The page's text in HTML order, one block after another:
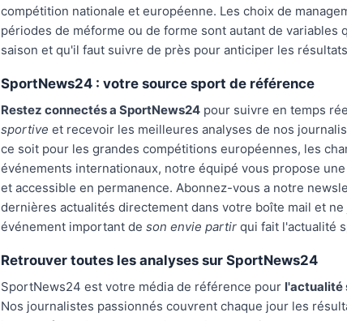
compétition nationale et européenne. Les choix de
périodes de méforme ou de forme sont autant de variables
saison et qu'il faut suivre de près pour anticiper les
SportNews24 : votre source sport de référence
Restez connectés a SportNews24 pour suivre en temps
sportive et recevoir les meilleures analyses de nos
ce soit pour les grandes compétitions européennes, les
événements internationaux, notre équipé vous propose
et accessible en permanence. Abonnez-vous a notre
dernières actualités directement dans votre boîte mail et ne
événement important de son envie partir qui fait l'actualité
Retrouver toutes les analyses sur SportNews24
SportNews24 est votre média de référence pour l'actualité
Nos journalistes passionnés couvrent chaque jour les